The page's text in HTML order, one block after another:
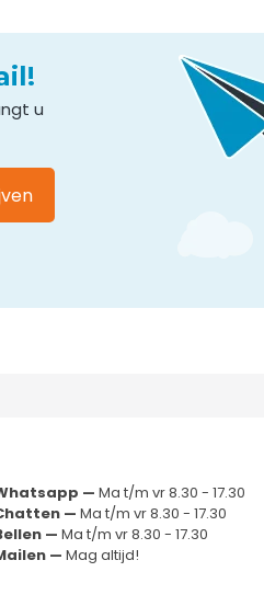
u
—Ma t/m vr 8.30 - 17.30
—Ma t/m vr 8.30 - 17.30
—Ma t/m vr 8.30 - 17.30
—Mag altijd!